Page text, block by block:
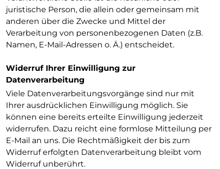
juristische Person, die allein oder gemeinsam mit
anderen über die Zwecke und Mittel der
Verarbeitung von personenbezogenen Daten (z.B.
Namen, E-Mail-Adressen o. Ä.) entscheidet.
Widerruf Ihrer Einwilligung zur
Datenverarbeitung
Viele Datenverarbeitungsvorgänge sind nur mit
Ihrer ausdrücklichen Einwilligung möglich. Sie
können eine bereits erteilte Einwilligung jederzeit
widerrufen. Dazu reicht eine formlose Mitteilung per
E-Mail an uns. Die Rechtmäßigkeit der bis zum
Widerruf erfolgten Datenverarbeitung bleibt vom
Widerruf unberührt.